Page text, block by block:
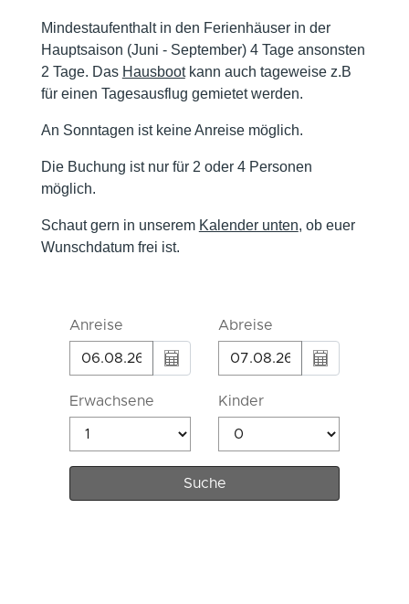
Mindestaufenthalt in den Ferienhäuser in der
Hauptsaison (Juni - September) 4 Tage ansonsten
2 Tage. Das Hausbootkann auch tageweise z.B
für einen Tagesausflug gemietet werden.
An Sonntagen ist keine Anreise möglich.
Die Buchung ist nur für 2 oder 4 Personen
möglich.
Schaut gern in unserem Kalender unten, ob euer
Wunschdatum frei ist.